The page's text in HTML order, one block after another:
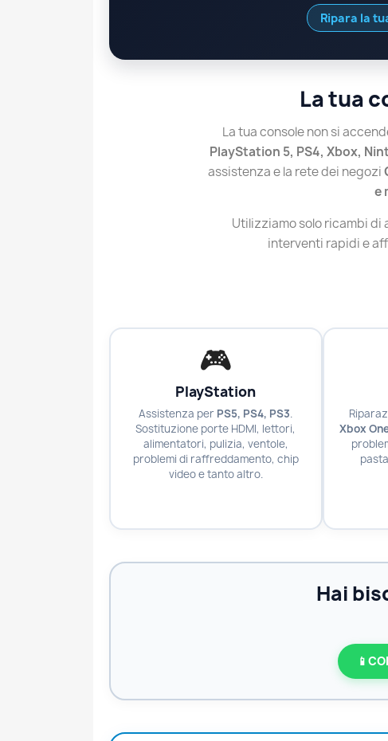
Ripara la
La tua
La tua console non si
PlayStation 5, PS4, Xbox,
assistenza e la rete dei negozi
e
Utilizziamo solo ricambi
interventi rapidi e
🎮
PlayStation
Assistenza per PS5, PS4, PS3.
Sostituzione porte HDMI, lettori,
alimentatori, pulizia, ventole,
problemi di raffreddamento, chip
video e tanto altro.
Xbox
Hai
📱